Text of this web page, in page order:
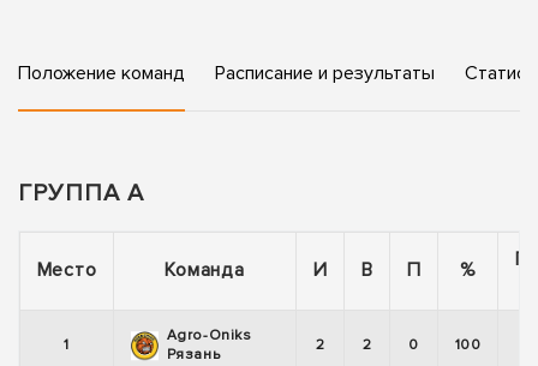
Положение команд Расписание и результаты
ГРУППА А
Место Команда И В П %
1
Agro-Oniks
Рязань
2 2 0 100